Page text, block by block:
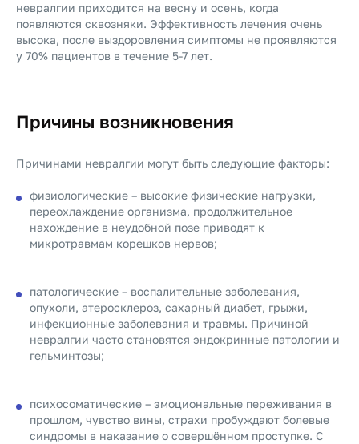
невралгии приходится на весну и осень, когда
появляются сквозняки. Эффективность лечения очень
высока, после выздоровления симптомы не проявляются
у 70% пациентов в течение 5-7 лет.
Причины возникновения
Причинами невралгии могут быть следующие факторы:
физиологические – высокие физические нагрузки,
переохлаждение организма, продолжительное
нахождение в неудобной позе приводят к
микротравмам корешков нервов;
патологические – воспалительные заболевания,
опухоли, атеросклероз, сахарный диабет, грыжи,
инфекционные заболевания и травмы. Причиной
невралгии часто становятся эндокринные патологии и
гельминтозы;
психосоматические – эмоциональные переживания в
прошлом, чувство вины, страхи пробуждают болевые
синдромы в наказание о совершённом проступке. С